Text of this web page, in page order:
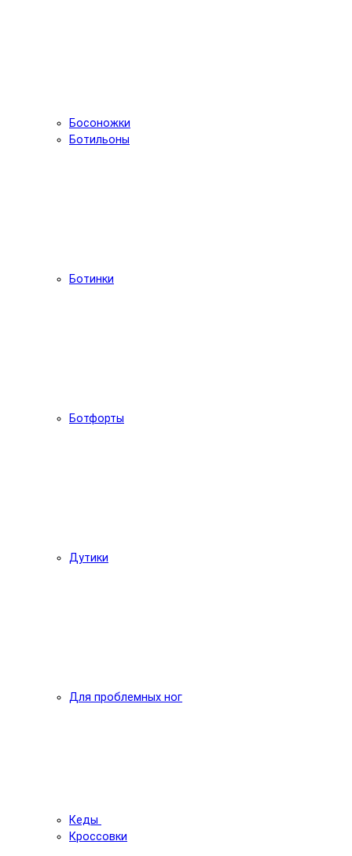
Босоножки
Ботильоны
Ботинки
Ботфорты
Дутики
Для проблемных ног
Кеды
Кроссовки